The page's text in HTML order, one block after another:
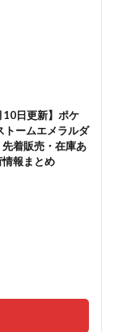
10日更新】ポケ
トームエメラルダ
着販売・在庫あ
報まとめ